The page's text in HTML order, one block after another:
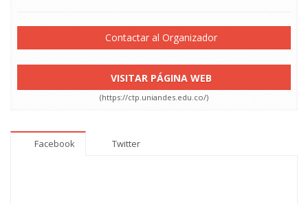
Contactar al Organizador
VISITAR PÁGINA WEB
(https://ctp.uniandes.edu.co/)
Facebook Twitter